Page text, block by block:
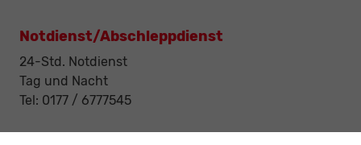
Notdienst/Abschleppdienst
24-Std. Notdienst
Tag und Nacht
Tel: 0177 / 6777545